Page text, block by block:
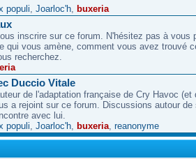
populi, Joarloc'h, buxeria
inscrire sur ce forum. N'hésitez pas à vous
qui vous amène, comment vous avez trouvé
recherchez.
Duccio Vitale
de l'adaptation française de Cry Havoc (et
a rejoint sur ce forum. Discussions autour de
avec lui.
populi, Joarloc'h, buxeria, reanonyme